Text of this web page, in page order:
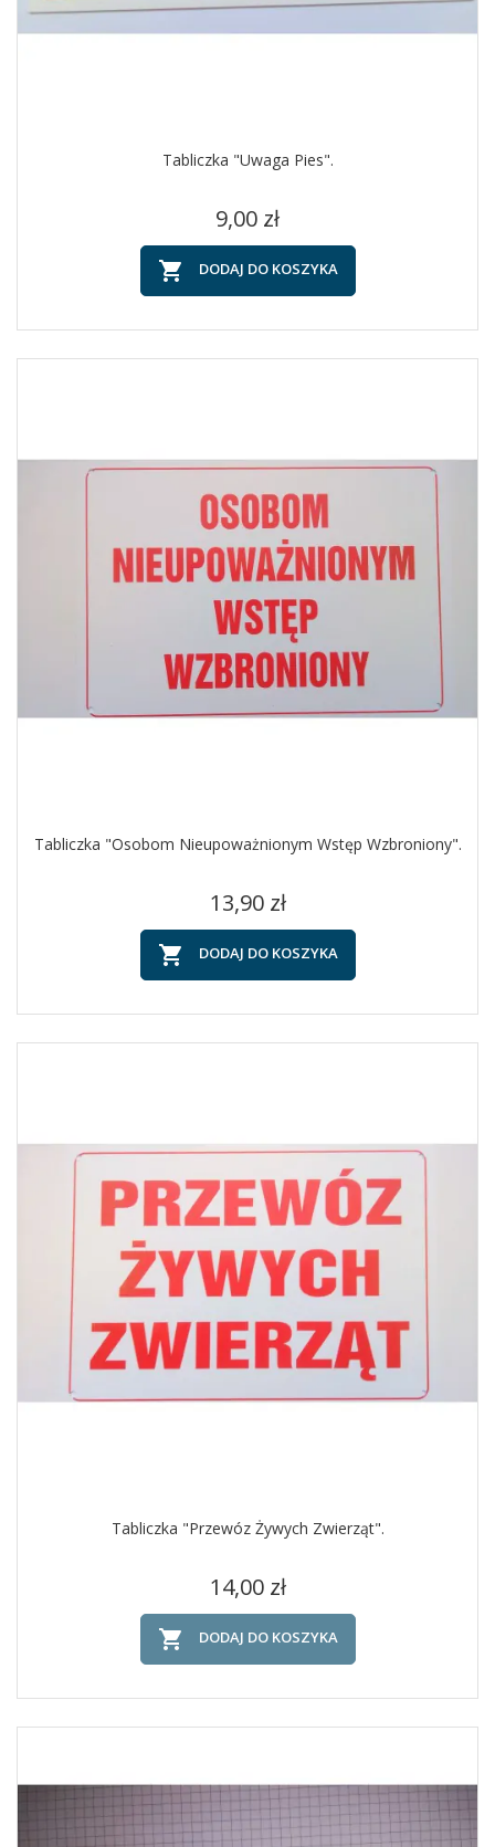
Tabliczka "Uwaga Pies".
Cena
9,00 zł
 DODAJ DO KOSZYKA
Tabliczka "Osobom Nieupoważnionym Wstęp Wzbroniony".
Cena
13,90 zł
 DODAJ DO KOSZYKA
Tabliczka "Przewóz Żywych Zwierząt".
Cena
14,00 zł
 DODAJ DO KOSZYKA